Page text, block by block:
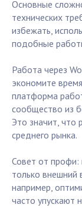
Основные
технических
избежать,
подобные
Работа через
экономите
платформа
сообщество из
Это значит, что
среднего рынка.
Совет от профи:
только внешний
например,
часто упускают